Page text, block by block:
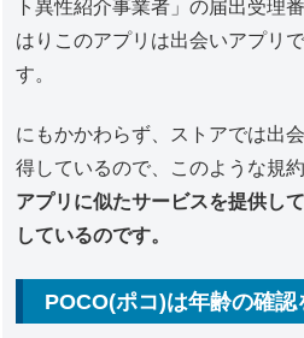
ト異性紹介事業者」の届出受理
はりこのアプリは出会いアプリ
す。
にもかかわらず、ストアでは出
得しているので、このような規
アプリに似たサービスを提供し
しているのです。
POCO(ポコ)は年齢の確